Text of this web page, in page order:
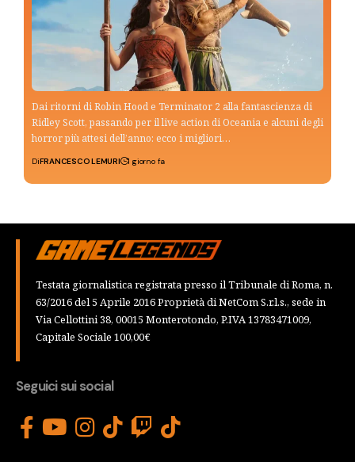
Dai ritorni di Robin Hood e Terminator 2 alla fantascienza di
Ridley Scott, passando per il live action di Oceania e alcuni degli
horror più attesi dell’anno: ecco i migliori…
DiFRANCESCO LEMURI 1 giorno fa
Testata giornalistica registrata presso il Tribunale di Roma, n.
63/2016 del 5 Aprile 2016 Proprietà di NetCom S.r.l.s., sede in
Via Cellottini 38, 00015 Monterotondo, P.IVA 13783471009,
Capitale Sociale 100,00€
Seguici sui social